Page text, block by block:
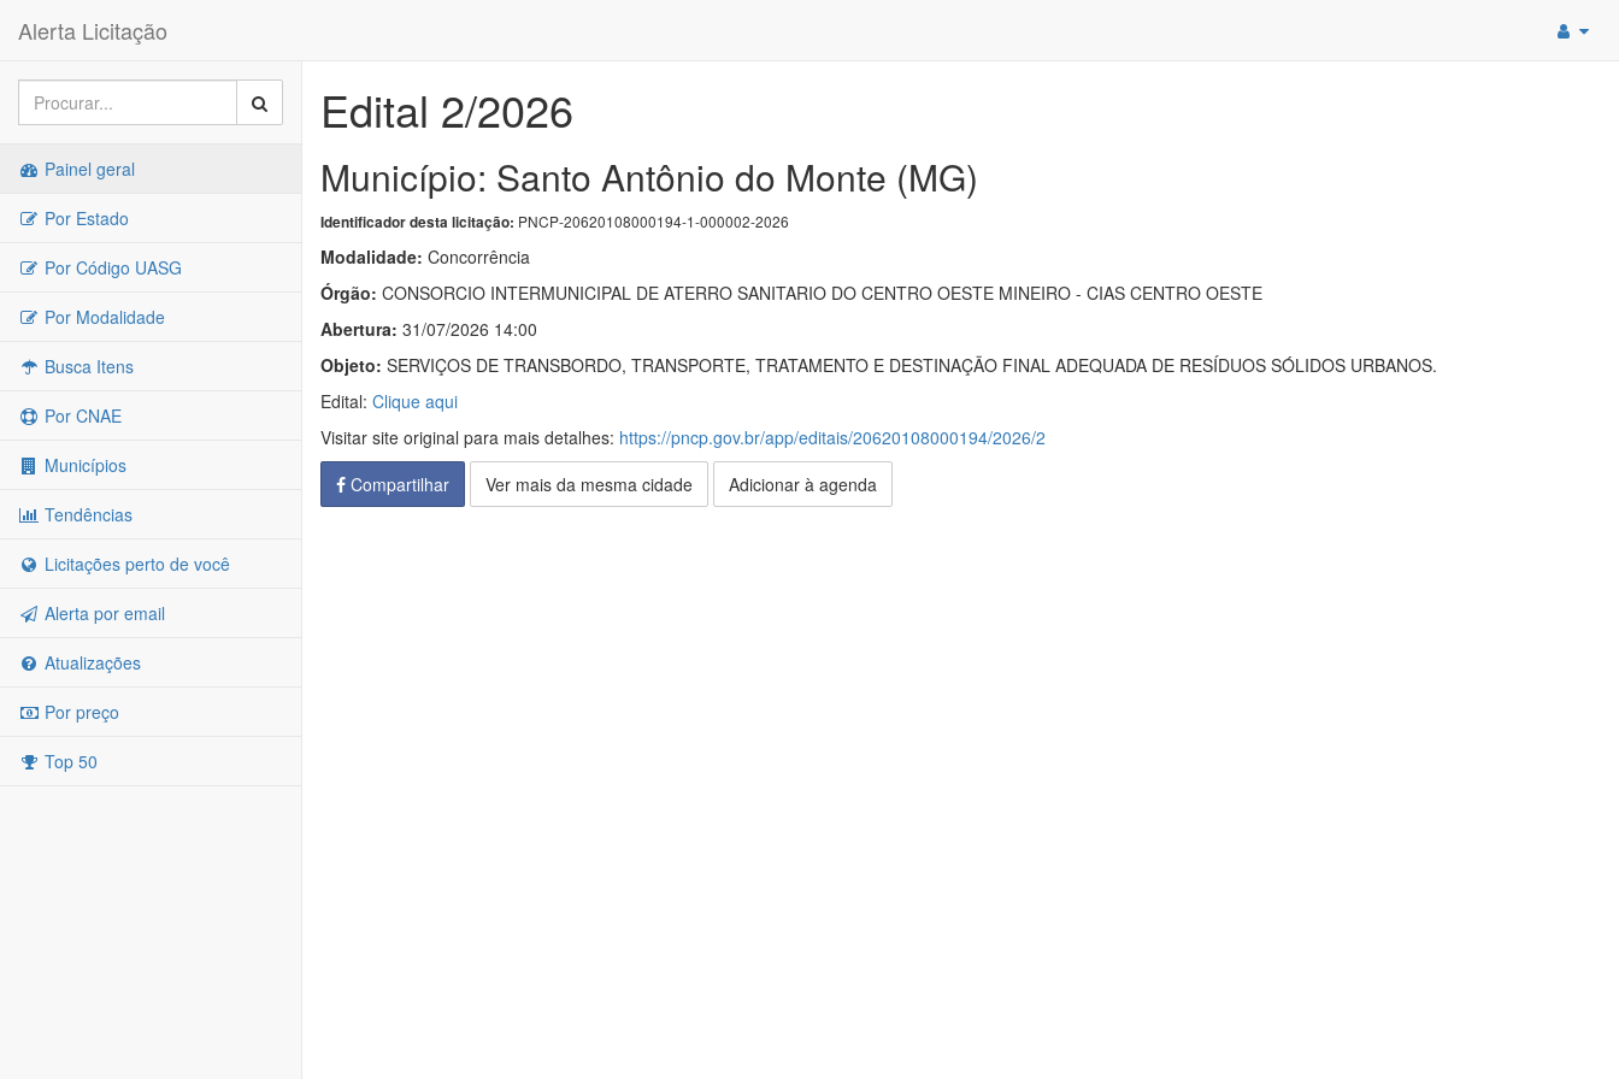
Alerta Licitação
Painel geral
Por Estado
Por Código UASG
Por Modalidade
Busca Itens
Por CNAE
Municípios
Tendências
Licitações perto de você
Alerta por email
Atualizações
Por preço
Top 50
Edital 2/2026
Município: Santo Antônio do Monte (MG)
Identificador desta licitação: PNCP-20620108000194-1-000002-2026
Modalidade: Concorrência
Órgão: CONSORCIO INTERMUNICIPAL DE ATERRO SANITARIO DO CENTRO OESTE MINEIRO - CIAS CENTRO OESTE
Abertura: 31/07/2026 14:00
Objeto: SERVIÇOS DE TRANSBORDO, TRANSPORTE, TRATAMENTO E DESTINAÇÃO FINAL ADEQUADA DE RESÍDUOS SÓLIDOS URBANOS.
Edital: Clique aqui
Visitar site original para mais detalhes: https://pncp.gov.br/app/editais/20620108000194/2026/2
Compartilhar
Ver mais da mesma cidade Adicionar à agenda